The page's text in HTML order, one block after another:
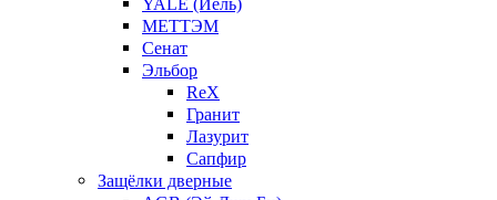
МЕТТЭМ
Сенат
Эльбор
ReX
Гранит
Лазурит
Сапфир
Защёлки дверные